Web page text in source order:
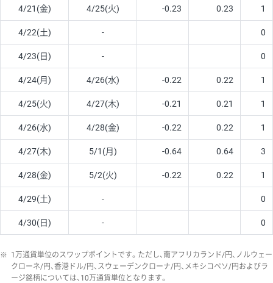
4/21(金) 4/25(火) -0.23 0.23 1
4/22(土) - 0
4/23(日) - 0
4/24(月) 4/26(水) -0.22 0.22 1
4/25(火) 4/27(木) -0.21 0.21 1
4/26(水) 4/28(金) -0.22 0.22 1
4/27(木) 5/1(月) -0.64 0.64 3
4/28(金) 5/2(火) -0.22 0.22 1
4/29(土) - 0
4/30(日) - 0
※ 1万通貨単位のスワップポイントです。ただし、南アフリカランド/円、ノルウェー
クローネ/円、香港ドル/円、スウェーデンクローナ/円、メキシコペソ/円およびラ
ージ銘柄については、10万通貨単位となります。